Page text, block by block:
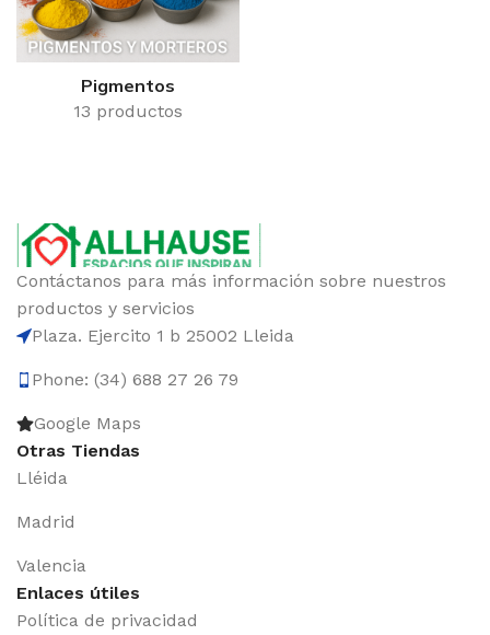
Pigmentos
13 productos
Contáctanos para más información sobre nuestros
productos y servicios
Plaza. Ejercito 1 b 25002 Lleida
Phone: (34) 688 27 26 79
Google Maps
Otras Tiendas
Lléida
Madrid
Valencia
Enlaces útiles
Política de privacidad